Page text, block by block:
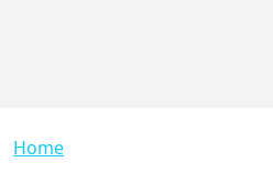
Breadcrumb
Home